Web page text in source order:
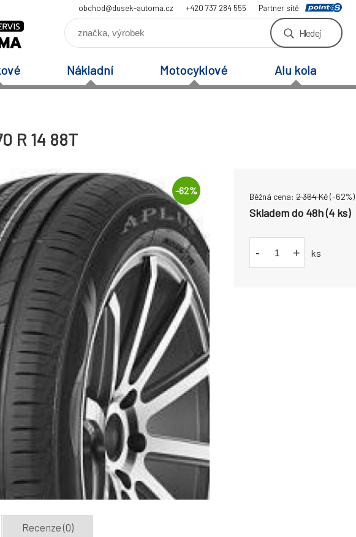
obchod@dusek-automa.cz +420 737 284 555 Partner sítě
Hledej
Nákladní Motocyklové Alu kola
R 14 88T
-62%
Běžná cena: 2 364Kč(-62%)
Skladem do 48h (4 ks)
- + ks
Recenze (0)